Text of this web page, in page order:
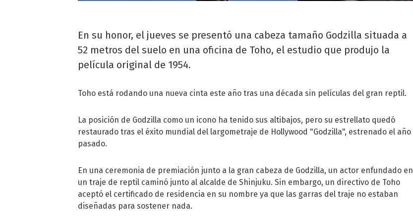
En su honor, el jueves se presentó una cabeza tamaño Godzilla situada a
52 metros del suelo en una oficina de Toho, el estudio que produjo la
película original de 1954.
Toho está rodando una nueva cinta este año tras una década sin películas del gran reptil.
La posición de Godzilla como un icono ha tenido sus altibajos, pero su estrellato quedó
restaurado tras el éxito mundial del largometraje de Hollywood "Godzilla", estrenado el año
pasado.
En una ceremonia de premiación junto a la gran cabeza de Godzilla, un actor enfundado en
un traje de reptil caminó junto al alcalde de Shinjuku. Sin embargo, un directivo de Toho
aceptó el certificado de residencia en su nombre ya que las garras del traje no estaban
diseñadas para sostener nada.